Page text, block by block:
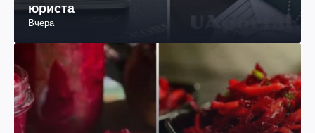
юриста
Вчера